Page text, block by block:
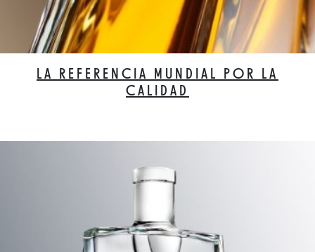
LA REFERENCIA MUNDIAL POR LA
CALIDAD